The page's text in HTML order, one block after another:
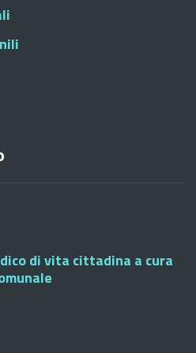
di vita cittadina a cura